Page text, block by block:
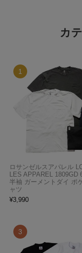
カ
ロサンゼルスアパレル
LES APPAREL 1809GD
半袖 ガーメントダイ ポ
ャツ
¥3,990